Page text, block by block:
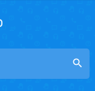
search